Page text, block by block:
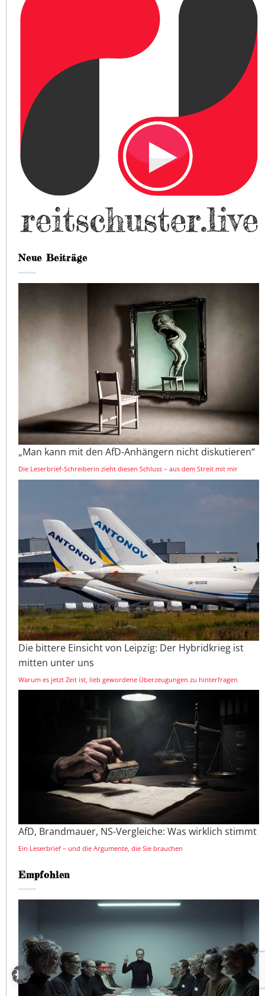
Neue Beiträge
„Man kann mit den AfD-Anhängern nicht diskutieren“
Die Leserbrief-Schreiberin zieht diesen Schluss – aus dem Streit mit mir
Die bittere Einsicht von Leipzig: Der Hybridkrieg ist
mitten unter uns
Warum es jetzt Zeit ist, lieb gewordene Überzeugungen zu hinterfragen
AfD, Brandmauer, NS-Vergleiche: Was wirklich stimmt
Ein Leserbrief – und die Argumente, die Sie brauchen
Empfohlen